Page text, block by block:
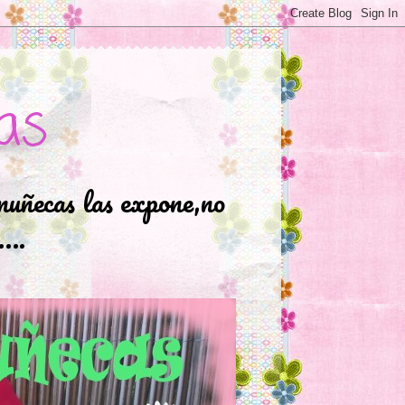
las expone,no